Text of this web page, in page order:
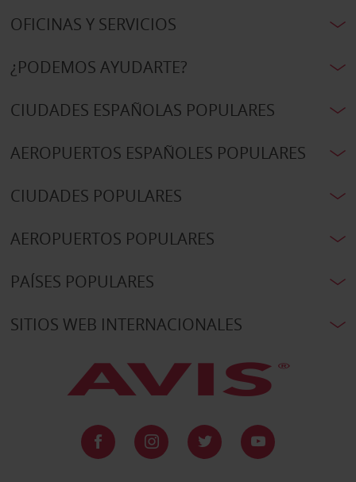
OFICINAS Y SERVICIOS
¿PODEMOS AYUDARTE?
CIUDADES ESPAÑOLAS POPULARES
AEROPUERTOS ESPAÑOLES POPULARES
CIUDADES POPULARES
AEROPUERTOS POPULARES
PAÍSES POPULARES
SITIOS WEB INTERNACIONALES